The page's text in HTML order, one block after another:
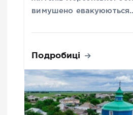
вимушено евакуюються…
Подробиці